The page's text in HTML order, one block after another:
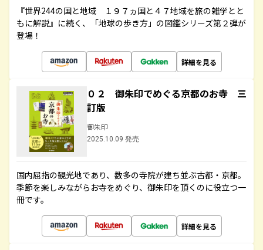
『世界244の国と地域 １９７ヵ国と４７地域を旅の雑学とと
もに解説』に続く、「地球の歩き方」の図鑑シリーズ第２弾が
登場！
詳細を見る
０２ 御朱印でめぐる京都のお寺 三
訂版
御朱印
2025.10.09 発売
国内屈指の観光地であり、数多の寺院が建ち並ぶ古都・京都。
季節を楽しみながらお寺をめぐり、御朱印を頂くのに役立つ一
冊です。
詳細を見る